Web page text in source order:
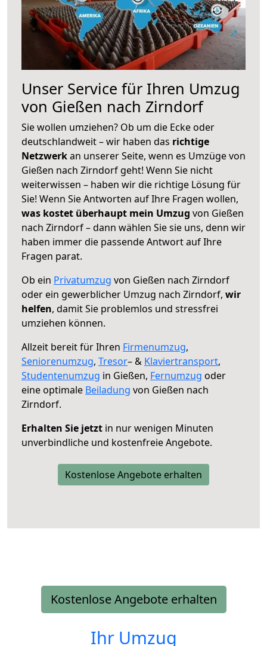
Unser Service für Ihren Umzug
von Gießen nach Zirndorf
Sie wollen umziehen? Ob um die Ecke oder
deutschlandweit – wir haben das richtige
Netzwerkan unserer Seite, wenn es Umzüge von
Gießen nach Zirndorf geht! Wenn Sie nicht
weiterwissen – haben wir die richtige Lösung für
Sie! Wenn Sie Antworten auf Ihre Fragen wollen,
was kostet überhaupt mein Umzug von Gießen
nach Zirndorf – dann wählen Sie sie uns, denn wir
haben immer die passende Antwort auf Ihre
Fragen parat.
Ob ein Privatumzug von Gießen nach Zirndorf
oder ein gewerblicher Umzug nach Zirndorf, wir
helfen, damit Sie problemlos und stressfrei
umziehen können.
Allzeit bereit für Ihren Firmenumzug,
Seniorenumzug, Tresor– & Klaviertransport,
Studentenumzug in Gießen, Fernumzug oder
eine optimale Beiladung von Gießen nach
Zirndorf.
Erhalten Sie jetzt in nur wenigen Minuten
unverbindliche und kostenfreie Angebote.
Kostenlose Angebote erhalten
Kostenlose Angebote erhalten
Ihr Umzug